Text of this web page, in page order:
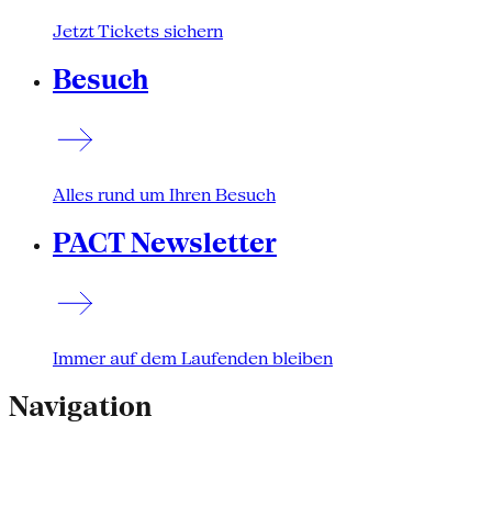
Jetzt Tickets sichern
Besuch
Alles rund um Ihren Besuch
PACT Newsletter
Immer auf dem Laufenden bleiben
Navigation